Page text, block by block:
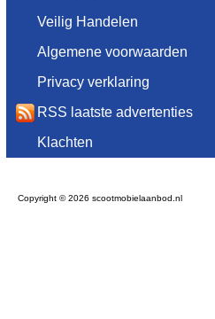
Veilig Handelen
Algemene voorwaarden
Privacy verklaring
RSS laatste advertenties
Klachten
Copyright © 2026 scootmobielaanbod.nl